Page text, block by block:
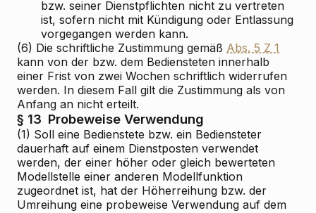
bzw. seiner Dienstpflichten nicht zu vertreten
ist, sofern nicht mit Kündigung oder Entlassung
vorgegangen werden kann.
(6) Die schriftliche Zustimmung gemäß Abs. 5 Z 1
kann von der bzw. dem Bediensteten innerhalb
einer Frist von zwei Wochen schriftlich widerrufen
werden. In diesem Fall gilt die Zustimmung als von
Anfang an nicht erteilt.
§ 13 Probeweise Verwendung
(1) Soll eine Bedienstete bzw. ein Bediensteter
dauerhaft auf einem Dienstposten verwendet
werden, der einer höher oder gleich bewerteten
Modellstelle einer anderen Modellfunktion
zugeordnet ist, hat der Höherreihung bzw. der
Umreihung eine probeweise Verwendung auf dem